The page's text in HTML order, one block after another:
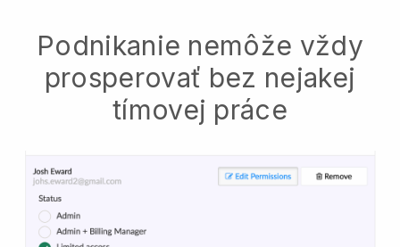
Podnikanie nemôže vždy
prosperovať bez nejakej
tímovej práce